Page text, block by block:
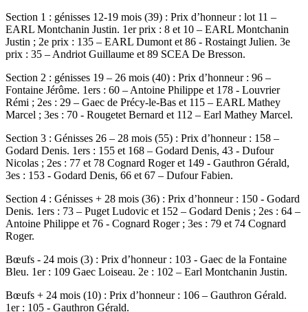
Section 1 : génisses 12-19 mois (39) : Prix d’honneur : lot 11 –
EARL Montchanin Justin. 1er prix : 8 et 10 – EARL Montchanin
Justin ; 2e prix : 135 – EARL Dumont et 86 - Rostaingt Julien. 3e
prix : 35 – Andriot Guillaume et 89 SCEA De Bresson.
Section 2 : génisses 19 – 26 mois (40) : Prix d’honneur : 96 –
Fontaine Jérôme. 1ers : 60 – Antoine Philippe et 178 - Louvrier
Rémi ; 2es : 29 – Gaec de Précy-le-Bas et 115 – EARL Mathey
Marcel ; 3es : 70 - Rougetet Bernard et 112 – Earl Mathey Marcel.
Section 3 : Génisses 26 – 28 mois (55) : Prix d’honneur : 158 –
Godard Denis. 1ers : 155 et 168 – Godard Denis, 43 - Dufour
Nicolas ; 2es : 77 et 78 Cognard Roger et 149 - Gauthron Gérald,
3es : 153 - Godard Denis, 66 et 67 – Dufour Fabien.
Section 4 : Génisses + 28 mois (36) : Prix d’honneur : 150 - Godard
Denis. 1ers : 73 – Puget Ludovic et 152 – Godard Denis ; 2es : 64 –
Antoine Philippe et 76 - Cognard Roger ; 3es : 79 et 74 Cognard
Roger.
Bœufs - 24 mois (3) : Prix d’honneur : 103 - Gaec de la Fontaine
Bleu. 1er : 109 Gaec Loiseau. 2e : 102 – Earl Montchanin Justin.
Bœufs + 24 mois (10) : Prix d’honneur : 106 – Gauthron Gérald.
1er : 105 - Gauthron Gérald.